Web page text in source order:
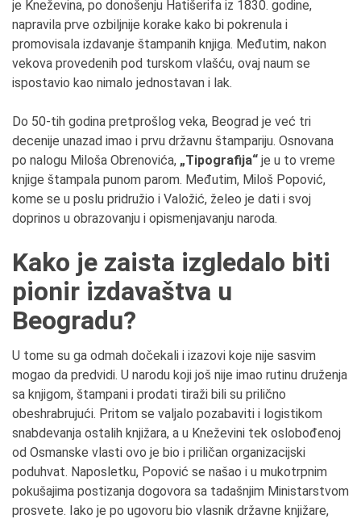
je Kneževina, po donošenju Hatišerifa iz 1830. godine,
napravila prve ozbiljnije korake kako bi pokrenula i
promovisala izdavanje štampanih knjiga. Međutim, nakon
vekova provedenih pod turskom vlašću, ovaj naum se
ispostavio kao nimalo jednostavan i lak.
Do 50-tih godina pretprošlog veka, Beograd je već tri
decenije unazad imao i prvu državnu štampariju. Osnovana
po nalogu Miloša Obrenovića, „Tipografija“ je u to vreme
knjige štampala punom parom. Međutim, Miloš Popović,
kome se u poslu pridružio i Valožić, želeo je dati i svoj
doprinos u obrazovanju i opismenjavanju naroda.
Kako je zaista izgledalo biti
pionir izdavaštva u
Beogradu?
U tome su ga odmah dočekali i izazovi koje nije sasvim
mogao da predvidi. U narodu koji još nije imao rutinu druženja
sa knjigom, štampani i prodati tiraži bili su prilično
obeshrabrujući. Pritom se valjalo pozabaviti i logistikom
snabdevanja ostalih knjižara, a u Kneževini tek oslobođenoj
od Osmanske vlasti ovo je bio i priličan organizacijski
poduhvat. Naposletku, Popović se našao i u mukotrpnim
pokušajima postizanja dogovora sa tadašnjim Ministarstvom
prosvete. Iako je po ugovoru bio vlasnik državne knjižare,